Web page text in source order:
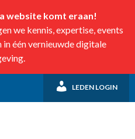
website komt eraan!
we kennis, expertise, events
in één vernieuwde digitale
LEDEN LOGIN